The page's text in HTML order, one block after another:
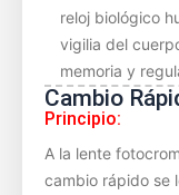
reloj biológico
vigilia del
memoria y
Cambio
Principio:
A la lente
cambio rápido se